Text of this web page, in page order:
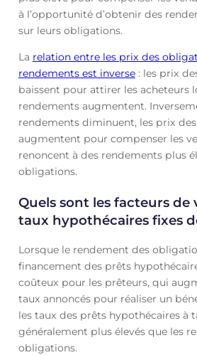
à l’opportunité d’obtenir des
sur leurs obligations.
La relation entre les prix des
rendements est inverse: les prix
baissent pour attirer les acheteurs
rendements augmentent.
rendements diminuent, les prix
augmentent pour compenser les
renoncent à des rendements plus
obligations.
Quels sont les facteurs de
taux hypothécaires fixes
Lorsque le rendement des
financement des prêts
coûteux pour les prêteurs, qui
taux annoncés pour réaliser un
les taux des prêts hypothécaires à
généralement plus élevés que les
obligations.